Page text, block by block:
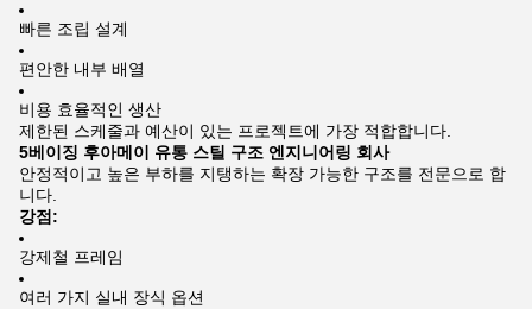
빠른 조립 설계
편안한 내부 배열
비용 효율적인 생산
제한된 스케줄과 예산이 있는 프로젝트에 가장 적합합니다.
5베이징 후아메이 유통 스틸 구조 엔지니어링 회사
안정적이고 높은 부하를 지탱하는 확장 가능한 구조를 전문으로 합
니다.
강점:
강제철 프레임
여러 가지 실내 장식 옵션